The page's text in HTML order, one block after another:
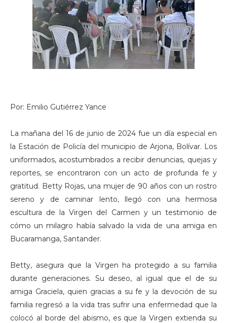
Por: Emilio Gutiérrez Yance
La mañana del 16 de junio de 2024 fue un día especial en
la Estación de Policía del municipio de Arjona, Bolívar. Los
uniformados, acostumbrados a recibir denuncias, quejas y
reportes, se encontraron con un acto de profunda fe y
gratitud. Betty Rojas, una mujer de 90 años con un rostro
sereno y de caminar lento, llegó con una hermosa
escultura de la Virgen del Carmen y un testimonio de
cómo un milagro había salvado la vida de una amiga en
Bucaramanga, Santander.
Betty, asegura que la Virgen ha protegido a su familia
durante generaciones. Su deseo, al igual que el de su
amiga Graciela, quien gracias a su fe y la devoción de su
familia regresó a la vida tras sufrir una enfermedad que la
colocó al borde del abismo, es que la Virgen extienda su